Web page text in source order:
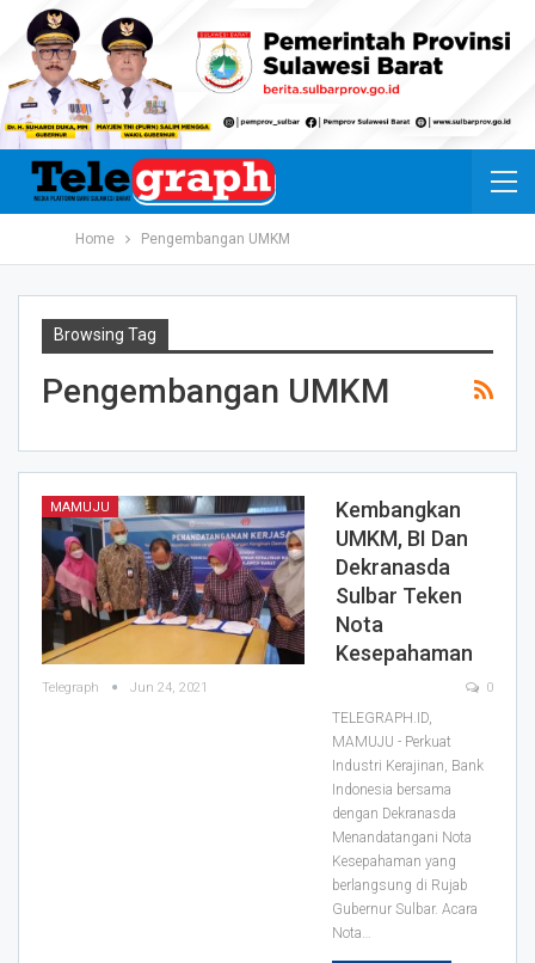
Home Pengembangan UMKM
Browsing Tag
Pengembangan UMKM
MAMUJU
Kembangkan
UMKM, BI Dan
Dekranasda
Sulbar Teken
Nota
Kesepahaman
Telegraph Jun 24, 2021 0
TELEGRAPH.ID,
MAMUJU - Perkuat
Industri Kerajinan, Bank
Indonesia bersama
dengan Dekranasda
Menandatangani Nota
Kesepahaman yang
berlangsung di Rujab
Gubernur Sulbar. Acara
Nota…